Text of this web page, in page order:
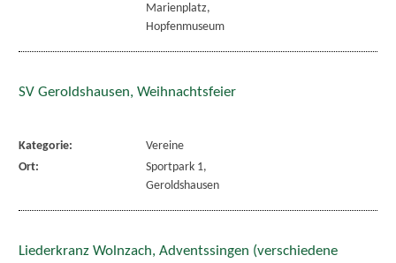
Marienplatz,
Hopfenmuseum
SV Geroldshausen, Weihnachtsfeier
Kategorie:
Vereine
Ort:
Sportpark 1,
Geroldshausen
Liederkranz Wolnzach, Adventssingen (verschiedene